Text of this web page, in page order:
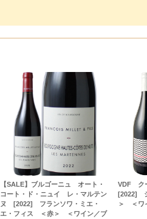
【SALE】ブルゴーニュ オート・
コート・ド・ニュイ レ・マルテン
ヌ [2022] フランソワ・ミエ・
エ・フィス ＜赤＞ ＜ワイン／ブ
VDF ク
[2022]
＞ ＜ワ